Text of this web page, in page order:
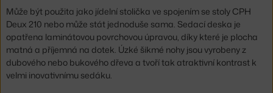
Může být použita jako jídelní stolička ve spojením se stoly CPH
Deux 210 nebo může stát jednoduše sama. Sedací deska je
opatřena laminátovou povrchovou úpravou, díky které je plocha
matná a příjemná na dotek. Úzké šikmé nohy jsou vyrobeny z
dubového nebo bukového dřeva a tvoří tak atraktivní kontrast k
velmi inovativnímu sedáku.